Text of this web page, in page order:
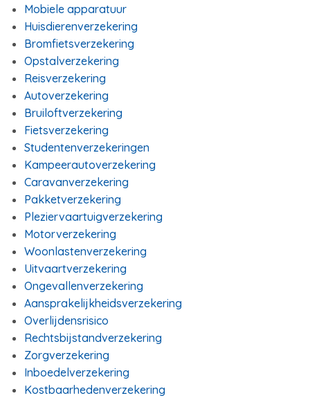
Mobiele apparatuur
Huisdierenverzekering
Bromfietsverzekering
Opstalverzekering
Reisverzekering
Autoverzekering
Bruiloftverzekering
Fietsverzekering
Studentenverzekeringen
Kampeerautoverzekering
Caravanverzekering
Pakketverzekering
Pleziervaartuigverzekering
Motorverzekering
Woonlastenverzekering
Uitvaartverzekering
Ongevallenverzekering
Aansprakelijkheidsverzekering
Overlijdensrisico
Rechtsbijstandverzekering
Zorgverzekering
Inboedelverzekering
Kostbaarhedenverzekering